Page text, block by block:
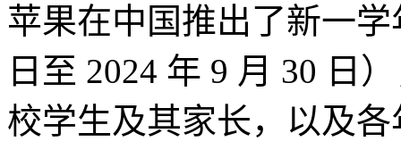
苹果在中国推出了新一
日至 2024 年 9 月 30 日
校学生及其家长，以及